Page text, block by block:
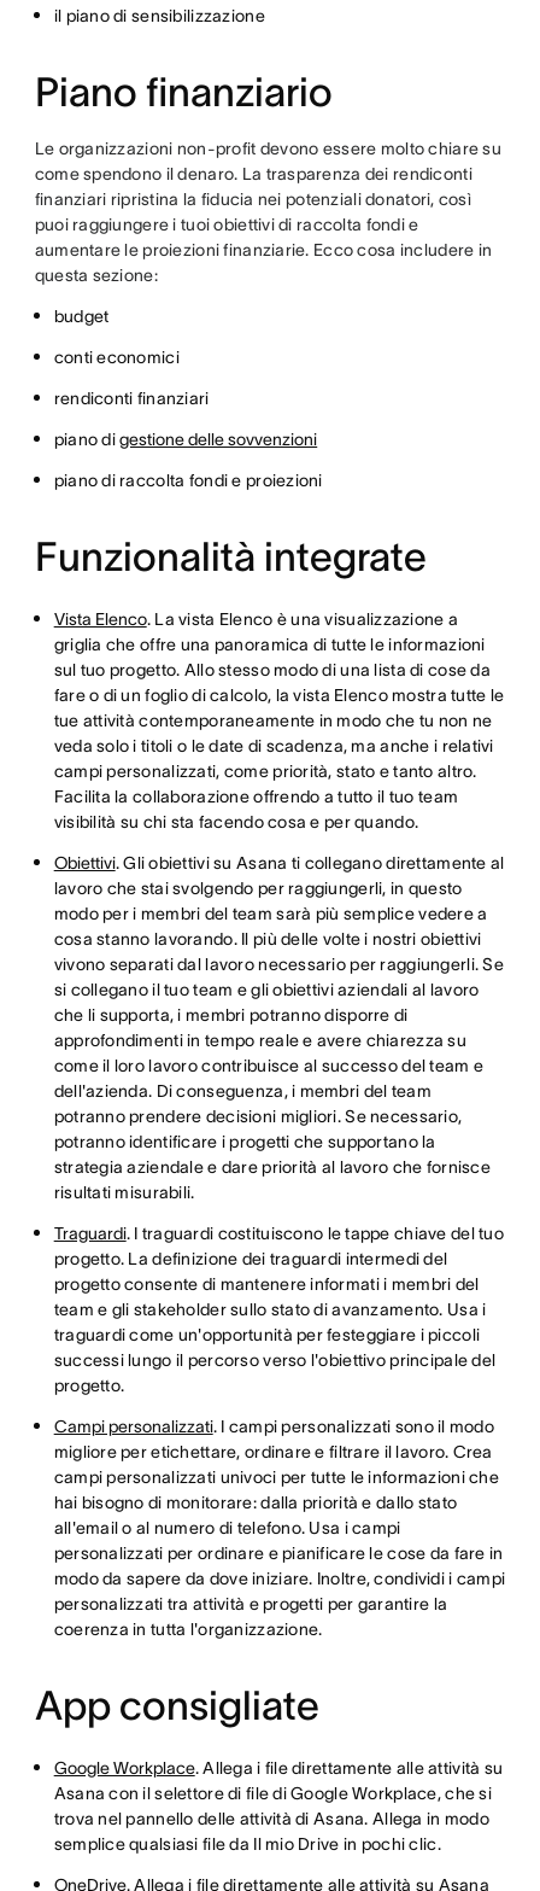
il piano di sensibilizzazione
Piano finanziario
Le organizzazioni non-profit devono essere molto chiare su
come spendono il denaro. La trasparenza dei rendiconti
finanziari ripristina la fiducia nei potenziali donatori, così
puoi raggiungere i tuoi obiettivi di raccolta fondi e
aumentare le proiezioni finanziarie. Ecco cosa includere in
questa sezione:
budget
conti economici
rendiconti finanziari
piano digestione delle sovvenzioni
piano di raccolta fondi e proiezioni
Funzionalità integrate
Vista Elenco. La vista Elenco è una visualizzazione a
griglia che offre una panoramica di tutte le informazioni
sul tuo progetto. Allo stesso modo di una lista di cose da
fare o di un foglio di calcolo, la vista Elenco mostra tutte le
tue attività contemporaneamente in modo che tu non ne
veda solo i titoli o le date di scadenza, ma anche i relativi
campi personalizzati, come priorità, stato e tanto altro.
Facilita la collaborazione offrendo a tutto il tuo team
visibilità su chi sta facendo cosa e per quando.
Obiettivi. Gli obiettivi su Asana ti collegano direttamente al
lavoro che stai svolgendo per raggiungerli, in questo
modo per i membri del team sarà più semplice vedere a
cosa stanno lavorando. Il più delle volte i nostri obiettivi
vivono separati dal lavoro necessario per raggiungerli. Se
si collegano il tuo team e gli obiettivi aziendali al lavoro
che li supporta, i membri potranno disporre di
approfondimenti in tempo reale e avere chiarezza su
come il loro lavoro contribuisce al successo del team e
dell'azienda. Di conseguenza, i membri del team
potranno prendere decisioni migliori. Se necessario,
potranno identificare i progetti che supportano la
strategia aziendale e dare priorità al lavoro che fornisce
risultati misurabili.
Traguardi. I traguardi costituiscono le tappe chiave del tuo
progetto. La definizione dei traguardi intermedi del
progetto consente di mantenere informati i membri del
team e gli stakeholder sullo stato di avanzamento. Usa i
traguardi come un'opportunità per festeggiare i piccoli
successi lungo il percorso verso l'obiettivo principale del
progetto.
Campi personalizzati. I campi personalizzati sono il modo
migliore per etichettare, ordinare e filtrare il lavoro. Crea
campi personalizzati univoci per tutte le informazioni che
hai bisogno di monitorare: dalla priorità e dallo stato
all'email o al numero di telefono. Usa i campi
personalizzati per ordinare e pianificare le cose da fare in
modo da sapere da dove iniziare. Inoltre, condividi i campi
personalizzati tra attività e progetti per garantire la
coerenza in tutta l'organizzazione.
App consigliate
Google Workplace. Allega i file direttamente alle attività su
Asana con il selettore di file di Google Workplace, che si
trova nel pannello delle attività di Asana. Allega in modo
semplice qualsiasi file da Il mio Drive in pochi clic.
OneDrive. Allega i file direttamente alle attività su Asana